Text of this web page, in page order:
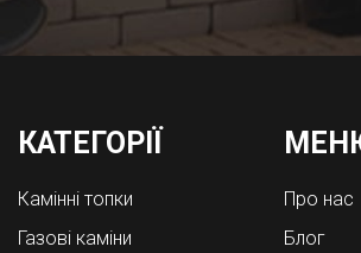
КАТЕГОРІЇ
Камінні топки
Газові каміни
Про нас
Блог